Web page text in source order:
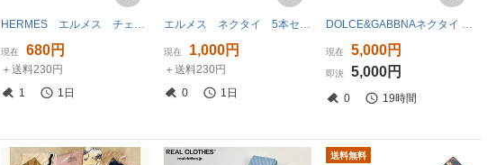
HERMES エルメス チェック柄 ネクタイ 3本以上 送料無料 メンズ ワインレッド系 0702024
現在 680円
＋送料230円
1
1日
エルメス ネクタイ 5本セット HERMES ビジネス 総柄 シルク ブルー ネイビー ブラウン 動物柄
現在 1,000円
＋送料230円
0
1日
DOLCE&GABBNAネクタイ ドット柄 バーガンディ レッド系 シルク ビジネス フォーマル
現在 5,000円
即決 5,000円
0 19時間
送料無料